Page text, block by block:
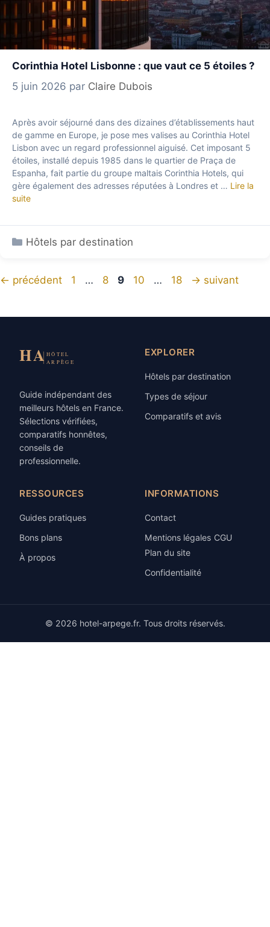
Corinthia Hotel Lisbonne : que vaut ce 5 étoiles ?
5 juin 2026 par Claire Dubois
Après avoir séjourné dans des dizaines d’établissements haut
de gamme en Europe, je pose mes valises au Corinthia Hotel
Lisbon avec un regard professionnel aiguisé. Cet imposant 5
étoiles, installé depuis 1985 dans le quartier de Praça de
Espanha, fait partie du groupe maltais Corinthia Hotels, qui
gère également des adresses réputées à Londres et … Lire la
suite
Catégories
Hôtels par destination
← précédent Page
1 … Page
8 Page
9 Page
10 … Page
18 → suivant
Guide indépendant des
meilleurs hôtels en France.
Sélections vérifiées,
comparatifs honnêtes,
conseils de
professionnelle.
EXPLORER
Hôtels par destination
Types de séjour
Comparatifs et avis
RESSOURCES
Guides pratiques
Bons plans
À propos
INFORMATIONS
Contact
Mentions légales CGU
Plan du site
Confidentialité
© 2026 hotel-arpege.fr. Tous droits réservés.